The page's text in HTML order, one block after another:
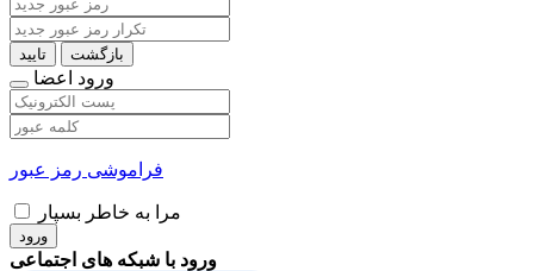
تایید بازگشت
ورود اعضا
فراموشی رمز عبور
مرا به خاطر بسپار
ورود
ورود با شبکه های اجتماعی